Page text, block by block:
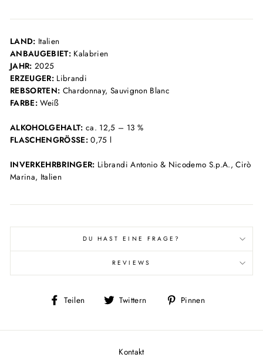
LAND: Italien
ANBAUGEBIET: Kalabrien
JAHR: 2025
ERZEUGER: Librandi
REBSORTEN: Chardonnay, Sauvignon Blanc
FARBE: Weiß
ALKOHOLGEHALT: ca. 12,5 – 13 %
FLASCHENGRÖSSE: 0,75 l
INVERKEHRBRINGER: Librandi Antonio & Nicodemo S.p.A., Cirò
Marina, Italien
DU HAST EINE FRAGE?
REVIEWS
Teilen
Auf
Twittern Pinnen
Kontakt